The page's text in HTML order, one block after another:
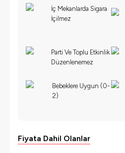
İç Mekanlarda Sigara
İçilmez
Parti Ve Toplu Etkinlik
Düzenlenemez
Bebeklere Uygun (0-
2)
Fiyata Dahil Olanlar